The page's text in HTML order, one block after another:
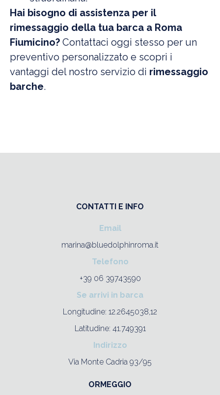
Hai bisogno di assistenza per il
rimessaggio della tua barca a Roma
Fiumicino? Contattaci oggi stesso per un
preventivo personalizzato e scopri i
vantaggi del nostro servizio di rimessaggio
barche.
CONTATTI E INFO
Email
marina@bluedolphinroma.it
Telefono
+39 06 39743590
Se arrivi in barca
Longitudine: 12.2645038,12
Latitudine: 41.749391
Indirizzo
Via Monte Cadria 93/95
ORMEGGIO